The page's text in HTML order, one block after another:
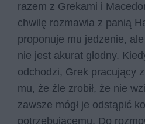
razem z Grekami i
chwilę rozmawia z panią
proponuje mu jedzenie,
nie jest akurat głodny.
odchodzi, Grek pracujący
mu, że źle zrobił, że nie
zawsze mógł je odstąpić
potrzebującemu. Do